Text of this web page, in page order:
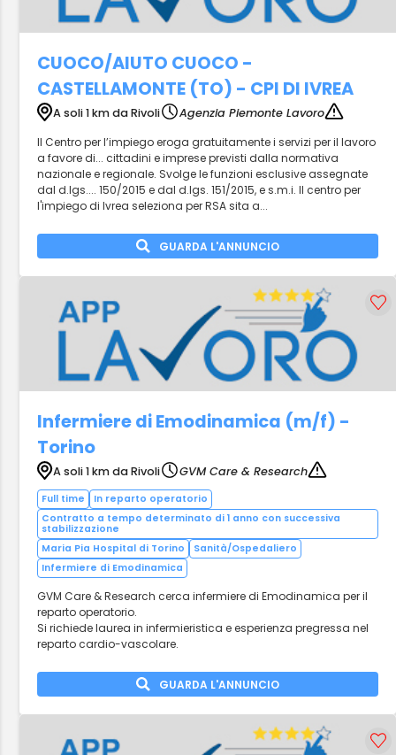
CUOCO/AIUTO CUOCO -
CASTELLAMONTE (TO) - CPI DI IVREA
A soli 1 km da Rivoli
Agenzia Piemonte Lavoro
Il Centro per l’impiego eroga gratuitamente i servizi per il lavoro
a favore di... cittadini e imprese previsti dalla normativa
nazionale e regionale. Svolge le funzioni esclusive assegnate
dal d.lgs.... 150/2015 e dal d.lgs. 151/2015, e s.m.i. Il centro per
l'impiego di Ivrea seleziona per RSA sita a...
GUARDA L'ANNUNCIO
Infermiere di Emodinamica (m/f) -
Torino
A soli 1 km da Rivoli GVM Care & Research
Full time
In reparto operatorio
Contratto a tempo determinato di 1 anno con successiva
stabilizzazione
Maria Pia Hospital di Torino
Sanità/Ospedaliero
Infermiere di Emodinamica
GVM Care & Research cerca infermiere di Emodinamica per il
reparto operatorio.
Si richiede laurea in infermieristica e esperienza pregressa nel
reparto cardio-vascolare.
GUARDA L'ANNUNCIO